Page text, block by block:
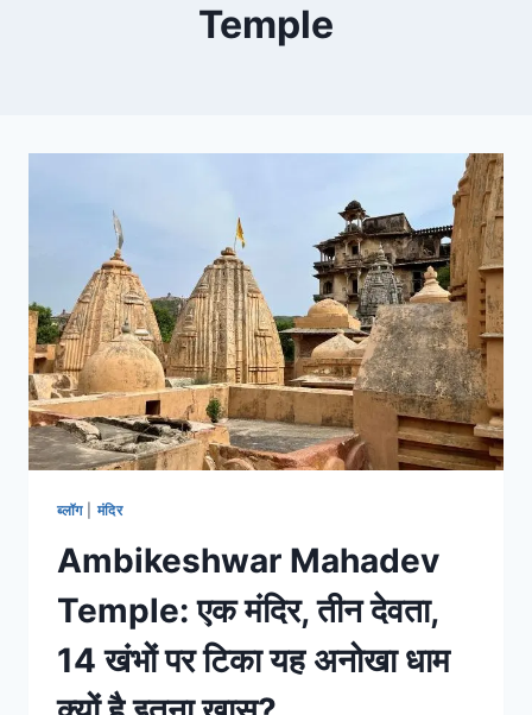
Temple
ब्लॉग| मंदिर
Ambikeshwar Mahadev
Temple: एक मंदिर, तीन देवता,
14 खंभों पर टिका यह अनोखा धाम